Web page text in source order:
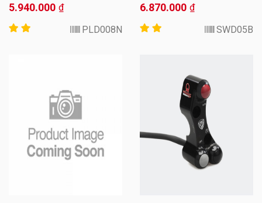
5.940.000 ₫
PLD008N
6.870.000 ₫
SWD05B